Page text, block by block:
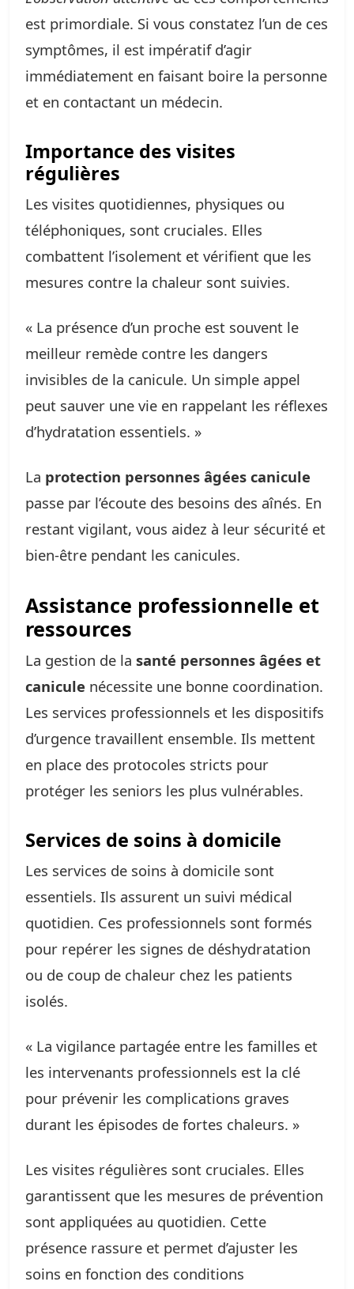
est primordiale. Si vous constatez l’un de ces
symptômes, il est impératif d’agir
immédiatement en faisant boire la personne
et en contactant un médecin.
Importance des visites
régulières
Les visites quotidiennes, physiques ou
téléphoniques, sont cruciales. Elles
combattent l’isolement et vérifient que les
mesures contre la chaleur sont suivies.
« La présence d’un proche est souvent le
meilleur remède contre les dangers
invisibles de la canicule. Un simple appel
peut sauver une vie en rappelant les réflexes
d’hydratation essentiels. »
La protection personnes âgées canicule
passe par l’écoute des besoins des aînés. En
restant vigilant, vous aidez à leur sécurité et
bien-être pendant les canicules.
Assistance professionnelle et
ressources
La gestion de la santé personnes âgées et
canicule nécessite une bonne coordination.
Les services professionnels et les dispositifs
d’urgence travaillent ensemble. Ils mettent
en place des protocoles stricts pour
protéger les seniors les plus vulnérables.
Services de soins à domicile
Les services de soins à domicile sont
essentiels. Ils assurent un suivi médical
quotidien. Ces professionnels sont formés
pour repérer les signes de déshydratation
ou de coup de chaleur chez les patients
isolés.
« La vigilance partagée entre les familles et
les intervenants professionnels est la clé
pour prévenir les complications graves
durant les épisodes de fortes chaleurs. »
Les visites régulières sont cruciales. Elles
garantissent que les mesures de prévention
sont appliquées au quotidien. Cette
présence rassure et permet d’ajuster les
soins en fonction des conditions